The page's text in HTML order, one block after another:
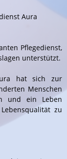
Aura
Pflegedienst,
unterstützt.
hat sich zur
Menschen
und ein Leben
zu